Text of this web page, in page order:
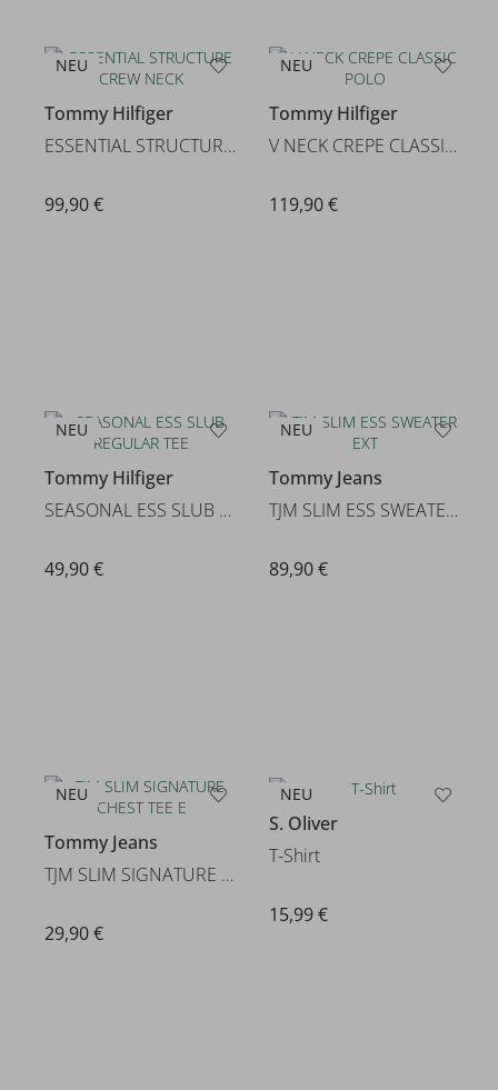
NEU
Tommy Hilfiger
ESSENTIAL STRUCTURE CREW NECK
99,90 €
NEU
Tommy Hilfiger
V NECK CREPE CLASSIC POLO
119,90 €
NEU
Tommy Hilfiger
SEASONAL ESS SLUB REGULAR TEE
49,90 €
NEU
Tommy Jeans
TJM SLIM ESS SWEATER EXT
89,90 €
NEU
Tommy Jeans
TJM SLIM SIGNATURE CHEST TEE E
29,90 €
NEU
S. Oliver
T-Shirt
15,99 €